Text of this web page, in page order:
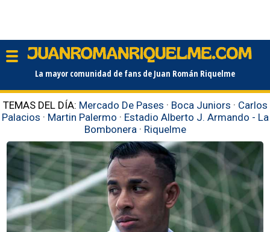
La mayor comunidad de fans de Juan Román Riquelme
TEMAS DEL DÍA: Mercado De Pases · Boca Juniors · Carlos
Palacios · Martin Palermo · Estadio Alberto J. Armando - La
Bombonera · Riquelme